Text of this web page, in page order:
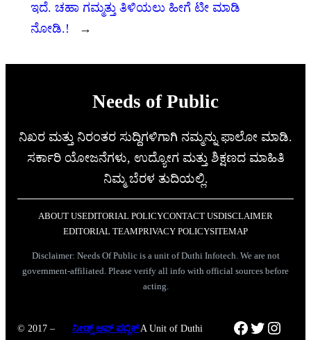
ಇದೆ. ಚಹಾ ಗಮ್ಮತ್ತು ತಿಳಿಯಲು ಹೀಗೆ ಟೀ ಮಾಡಿ
ನೋಡಿ.!
→
Needs of Public
ನಿಖರ ಮತ್ತು ನಿರಂತರ ಸುದ್ದಿಗಳಿಗಾಗಿ ನಮ್ಮನ್ನು ಫಾಲೋ ಮಾಡಿ.
ಸರ್ಕಾರಿ ಯೋಜನೆಗಳು, ಉದ್ಯೋಗ ಮತ್ತು ಶಿಕ್ಷಣದ ಮಾಹಿತಿ
ನಿಮ್ಮ ಬೆರಳ ತುದಿಯಲ್ಲಿ.
ABOUT USEDITORIAL POLICYCONTACT USDISCLAIMER
EDITORIAL TEAMPRIVACY POLICYSITEMAP
Disclaimer: Needs Of Public is a unit of Duthi Infotech. We are not
government-affiliated. Please verify all info with official sources before
acting.
© 2017 –
ನೀಡ್ಸ್ ಆಫ್ ಪಬ್ಲಿಕ್A Unit of Duthi
Facebook
Twitter